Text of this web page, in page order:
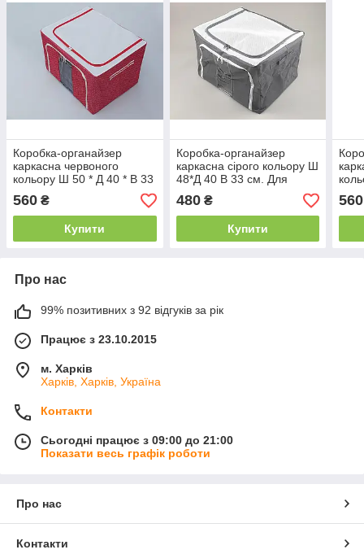
Коробка-органайзер
каркасна червоного
кольору Ш 50 * Д 40 * В 33
см. Для зберігання
560 ₴
Купити
Коробка-органайзер
каркасна сірого кольору Ш
48*Д 40 В 33 см. Для
зберігання
480₴
Купити
см.
560
Про нас
99% позитивних з 92 відгуків за рік
Працює з 23.10.2015
м. Харків
Харків, Харків, Україна
Контакти
Сьогодні працює з 09:00 до 21:00
Показати весь графік роботи
Про нас
Контакти